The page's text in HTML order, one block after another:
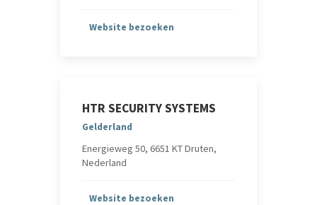
Website bezoeken
HTR SECURITY SYSTEMS
Gelderland
Energieweg 50, 6651 KT Druten,
Nederland
Website bezoeken